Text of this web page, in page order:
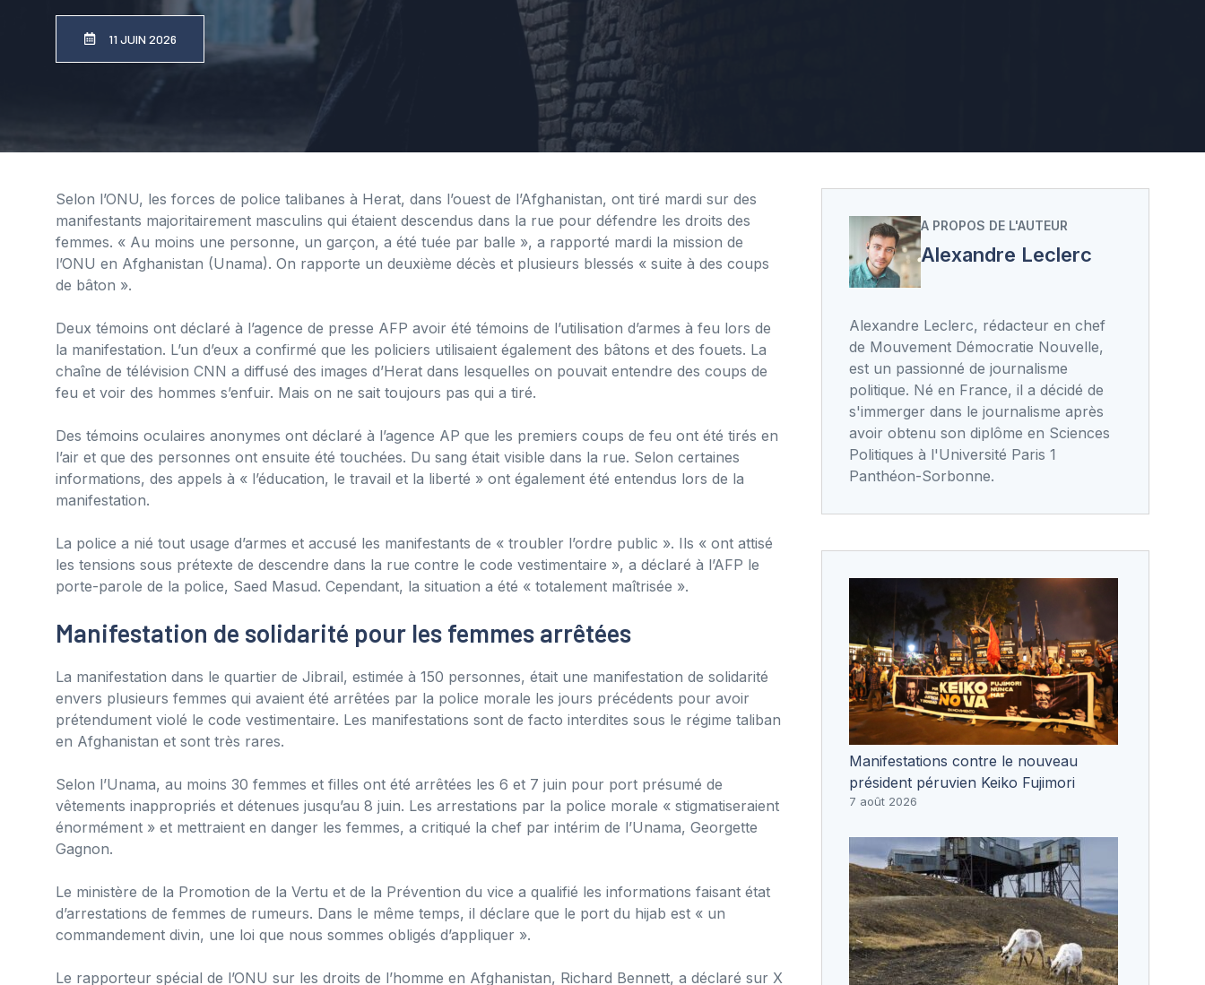
11 JUIN 2026
Selon l’ONU, les forces de police talibanes à Herat, dans l’ouest de l’Afghanistan, ont tiré mardi sur des
manifestants majoritairement masculins qui étaient descendus dans la rue pour défendre les droits des
femmes. « Au moins une personne, un garçon, a été tuée par balle », a rapporté mardi la mission de
l’ONU en Afghanistan (Unama). On rapporte un deuxième décès et plusieurs blessés « suite à des coups
de bâton ».
Deux témoins ont déclaré à l’agence de presse AFP avoir été témoins de l’utilisation d’armes à feu lors de
la manifestation. L’un d’eux a confirmé que les policiers utilisaient également des bâtons et des fouets. La
chaîne de télévision CNN a diffusé des images d’Herat dans lesquelles on pouvait entendre des coups de
feu et voir des hommes s’enfuir. Mais on ne sait toujours pas qui a tiré.
Des témoins oculaires anonymes ont déclaré à l’agence AP que les premiers coups de feu ont été tirés en
l’air et que des personnes ont ensuite été touchées. Du sang était visible dans la rue. Selon certaines
informations, des appels à « l’éducation, le travail et la liberté » ont également été entendus lors de la
manifestation.
La police a nié tout usage d’armes et accusé les manifestants de « troubler l’ordre public ». Ils « ont attisé
les tensions sous prétexte de descendre dans la rue contre le code vestimentaire », a déclaré à l’AFP le
porte-parole de la police, Saed Masud. Cependant, la situation a été « totalement maîtrisée ».
Manifestation de solidarité pour les femmes arrêtées
La manifestation dans le quartier de Jibrail, estimée à 150 personnes, était une manifestation de solidarité
envers plusieurs femmes qui avaient été arrêtées par la police morale les jours précédents pour avoir
prétendument violé le code vestimentaire. Les manifestations sont de facto interdites sous le régime taliban
en Afghanistan et sont très rares.
Selon l’Unama, au moins 30 femmes et filles ont été arrêtées les 6 et 7 juin pour port présumé de
vêtements inappropriés et détenues jusqu’au 8 juin. Les arrestations par la police morale « stigmatiseraient
énormément » et mettraient en danger les femmes, a critiqué la chef par intérim de l’Unama, Georgette
Gagnon.
Le ministère de la Promotion de la Vertu et de la Prévention du vice a qualifié les informations faisant état
d’arrestations de femmes de rumeurs. Dans le même temps, il déclare que le port du hijab est « un
commandement divin, une loi que nous sommes obligés d’appliquer ».
Le rapporteur spécial de l’ONU sur les droits de l’homme en Afghanistan, Richard Bennett, a déclaré sur X
A PROPOS DE L'AUTEUR
Alexandre Leclerc
Alexandre Leclerc, rédacteur en chef
de Mouvement Démocratie Nouvelle,
est un passionné de journalisme
politique. Né en France, il a décidé de
s'immerger dans le journalisme après
avoir obtenu son diplôme en Sciences
Politiques à l'Université Paris 1
Panthéon-Sorbonne.
Manifestations contre le nouveau
président péruvien Keiko Fujimori
7 août 2026